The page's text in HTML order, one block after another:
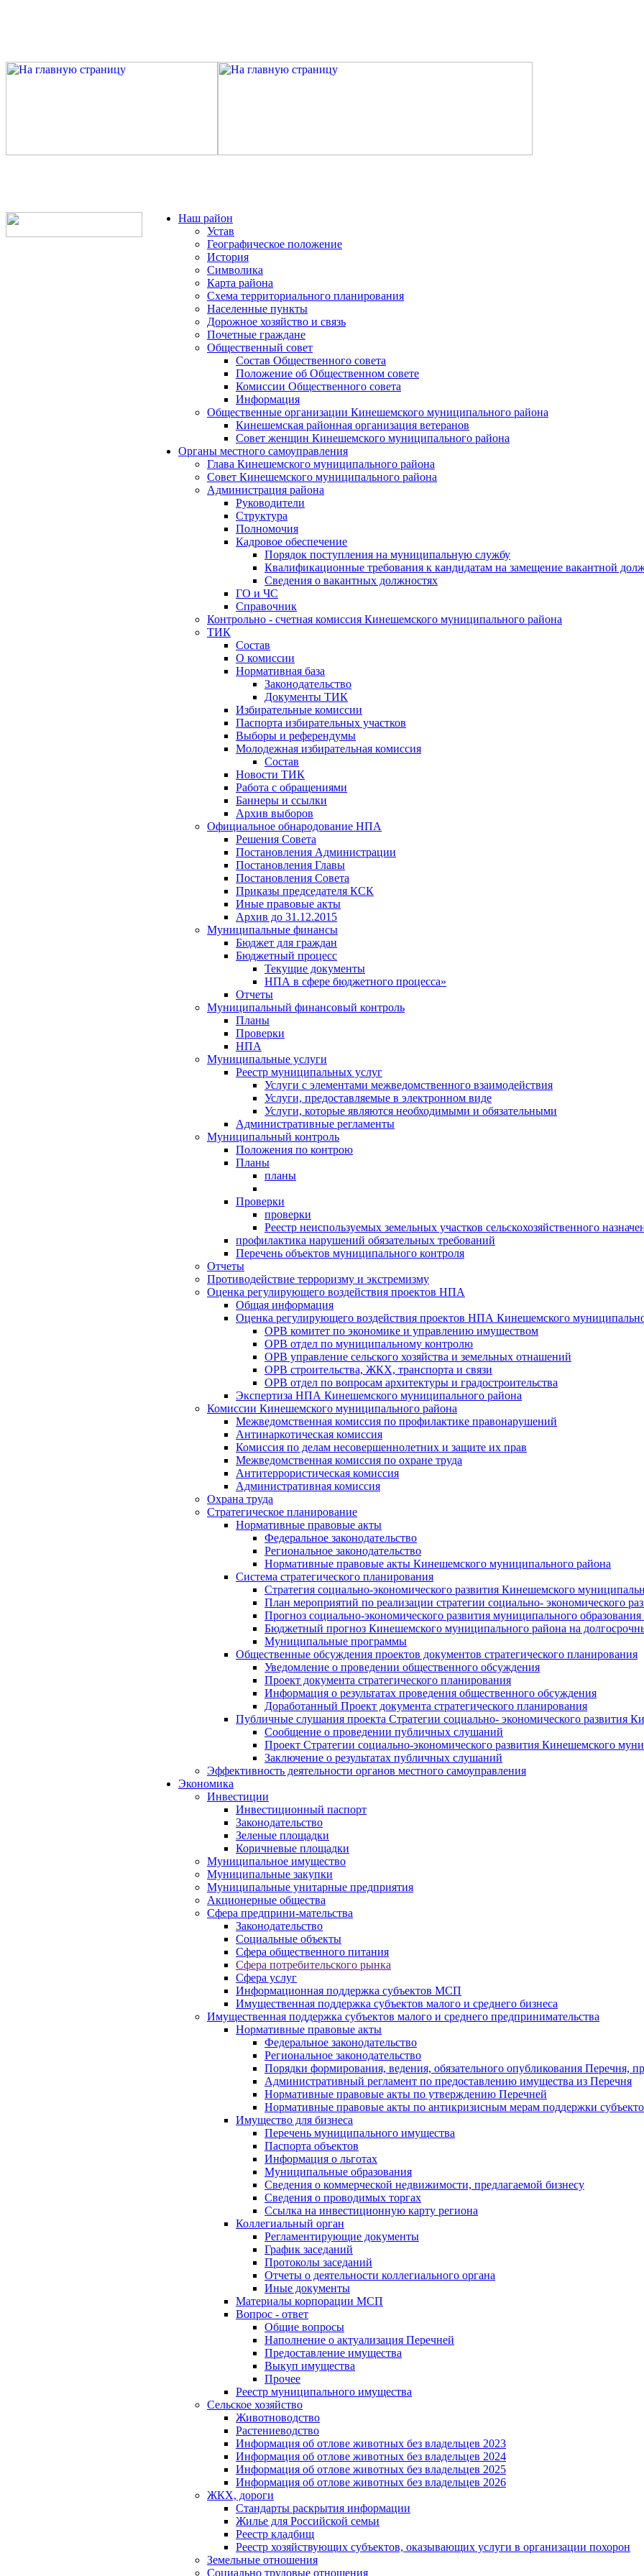
Наш район
Устав
Географическое положение
История
Символика
Карта района
Схема территориального планирования
Населенные пункты
Дорожное хозяйство и связь
Почетные граждане
Общественный совет
Состав Общественного совета
Положение об Общественном совете
Комиссии Общественного совета
Информация
Общественные организации Кинешемского муниципального района
Кинешемская районная организация ветеранов
Совет женщин Кинешемского муниципального района
Органы местного самоуправления
Глава Кинешемского муниципального района
Совет Кинешемского муниципального района
Администрация района
Руководители
Структура
Полномочия
Кадровое обеспечение
Порядок поступления на муниципальную службу
Квалификационные требования к кандидатам на замещение вакантной
Сведения о вакантных должностях
ГО и ЧС
Справочник
Контрольно - счетная комиссия Кинешемского муниципального района
ТИК
Состав
О комиссии
Нормативная база
Законодательство
Документы ТИК
Избирательные комиссии
Паспорта избирательных участков
Выборы и референдумы
Молодежная избирательная комиссия
Состав
Новости ТИК
Работа с обращениями
Баннеры и ссылки
Архив выборов
Официальное обнародование НПА
Решения Совета
Постановления Администрации
Постановления Главы
Постановления Совета
Приказы председателя КСК
Иные правовые акты
Архив до 31.12.2015
Муниципальные финансы
Бюджет для граждан
Бюджетный процесс
Текущие документы
НПА в сфере бюджетного процесса»
Отчеты
Муниципальный финансовый контроль
Планы
Проверки
НПА
Муниципальные услуги
Реестр муниципальных услуг
Услуги с элементами межведомственного взаимодействия
Услуги, предоставляемые в электронном виде
Услуги, которые являются необходимыми и обязательными
Административные регламенты
Муниципальный контроль
Положения по контрою
Планы
планы
Проверки
проверки
Реестр неиспользуемых земельных участков сельскохозяйственного
профилактика нарушений обязательных требований
Перечень объектов муниципального контроля
Отчеты
Противодействие терроризму и экстремизму
Оценка регулирующего воздействия проектов НПА
Общая информация
Оценка регулирующего воздействия проектов НПА Кинешемского
ОРВ комитет по экономике и управлению имуществом
ОРВ отдел по муниципальному контролю
ОРВ управление сельского хозяйства и земельных отнашений
ОРВ строительства, ЖКХ, транспорта и связи
ОРВ отдел по вопросам архитектуры и градостроительства
Экспертиза НПА Кинешемского муниципального района
Комиссии Кинешемского муниципального района
Межведомственная комиссия по профилактике правонарушений
Антинаркотическая комиссия
Комиссия по делам несовершеннолетних и защите их прав
Межведомственная комиссия по охране труда
Антитеррористическая комиссия
Административная комиссия
Охрана труда
Стратегическое планирование
Нормативные правовые акты
Федеральное законодательство
Региональное законодательство
Нормативные правовые акты Кинешемского муниципального района
Система стратегического планирования
Стратегия социально-экономического развития Кинешемского
План мероприятий по реализации стратегии социально- экономического
Прогноз социально-экономического развития муниципального
Бюджетный прогноз Кинешемского муниципального района на
Муниципальные программы
Общественные обсуждения проектов документов стратегического планирования
Уведомление о проведении общественного обсуждения
Проект документа стратегического планирования
Информация о результатах проведения общественного обсуждения
Доработанный Проект документа стратегического планирования
Публичные слушания проекта Стратегии социально- экономического развития
Сообщение о проведении публичных слушаний
Проект Стратегии социально-экономического развития Кинешемского
Заключение о результатах публичных слушаний
Эффективность деятельности органов местного самоуправления
Экономика
Инвестиции
Инвестиционный паспорт
Законодательство
Зеленые площадки
Коричневые площадки
Муниципальное имущество
Муниципальные закупки
Муниципальные унитарные предприятия
Акционерные общества
Сфера предприни-мательства
Законодательство
Социальные объекты
Сфера общественного питания
Сфера потребительского рынка
Сфера услуг
Информационная поддержка субъектов МСП
Имущественная поддержка субъектов малого и среднего бизнеса
Имущественная поддержка субъектов малого и среднего предпринимательства
Нормативные правовые акты
Федеральное законодательство
Региональное законодательство
Порядки формирования, ведения, обязательного опубликования Перечня,
Административный регламент по предоставлению имущества из Перечня
Нормативные правовые акты по утверждению Перечней
Нормативные правовые акты по антикризисным мерам поддержки
Имущество для бизнеса
Перечень муниципального имущества
Паспорта объектов
Информация о льготах
Муниципальные образования
Сведения о коммерческой недвижимости, предлагаемой бизнесу
Сведения о проводимых торгах
Ссылка на инвестиционную карту региона
Коллегиальный орган
Регламентирующие документы
График заседаний
Протоколы заседаний
Отчеты о деятельности коллегиального органа
Иные документы
Материалы корпорации МСП
Вопрос - ответ
Общие вопросы
Наполнение о актуализация Перечней
Предоставление имущества
Выкуп имущества
Прочее
Реестр муниципального имущества
Сельское хозяйство
Животноводство
Растениеводство
Информация об отлове животных без владельцев 2023
Информация об отлове животных без владельцев 2024
Информация об отлове животных без владельцев 2025
Информация об отлове животных без владельцев 2026
ЖКХ, дороги
Стандарты раскрытия информации
Жилье для Российской семьи
Реестр кладбищ
Реестр хозяйствующих субъектов, оказывающих услуги в организации похорон
Земельные отношения
Социально трудовые отношения